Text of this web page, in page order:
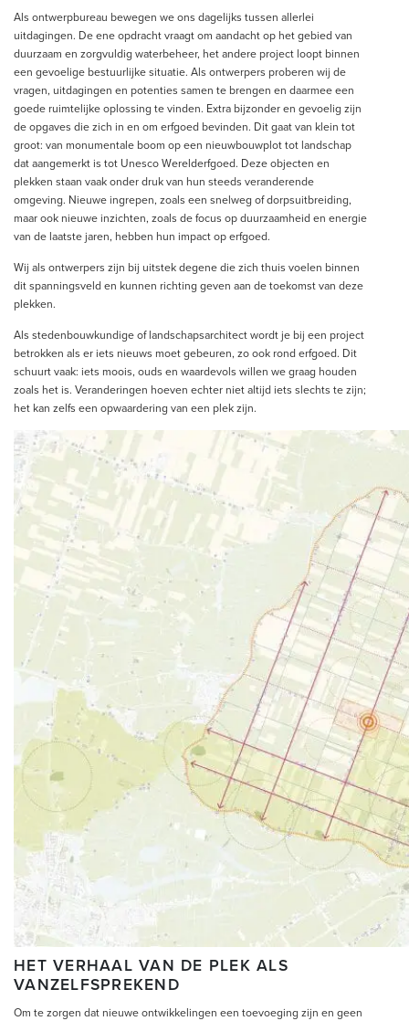
Als ontwerpbureau bewegen we ons dagelijks tussen allerlei
uitdagingen. De ene opdracht vraagt om aandacht op het gebied van
duurzaam en zorgvuldig waterbeheer, het andere project loopt binnen
een gevoelige bestuurlijke situatie. Als ontwerpers proberen wij de
vragen, uitdagingen en potenties samen te brengen en daarmee een
goede ruimtelijke oplossing te vinden. Extra bijzonder en gevoelig zijn
de opgaves die zich in en om erfgoed bevinden. Dit gaat van klein tot
groot: van monumentale boom op een nieuwbouwplot tot landschap
dat aangemerkt is tot Unesco Werelderfgoed. Deze objecten en
plekken staan vaak onder druk van hun steeds veranderende
omgeving. Nieuwe ingrepen, zoals een snelweg of dorpsuitbreiding,
maar ook nieuwe inzichten, zoals de focus op duurzaamheid en energie
van de laatste jaren, hebben hun impact op erfgoed.
Wij als ontwerpers zijn bij uitstek degene die zich thuis voelen binnen
dit spanningsveld en kunnen richting geven aan de toekomst van deze
plekken.
Als stedenbouwkundige of landschapsarchitect wordt je bij een project
betrokken als er iets nieuws moet gebeuren, zo ook rond erfgoed. Dit
schuurt vaak: iets moois, ouds en waardevols willen we graag houden
zoals het is. Veranderingen hoeven echter niet altijd iets slechts te zijn;
het kan zelfs een opwaardering van een plek zijn.
HET VERHAAL VAN DE PLEK ALS
VANZELFSPREKEND
Om te zorgen dat nieuwe ontwikkelingen een toevoeging zijn en geen